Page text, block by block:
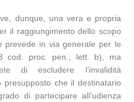
dunque, una vera e propria
il raggiungimento dello scopo
prevede in via generale per le
cod. proc. pen., lett. b), ma
di escludere l’invalidità
presupposto che il destinatario
di partecipare all’udienza